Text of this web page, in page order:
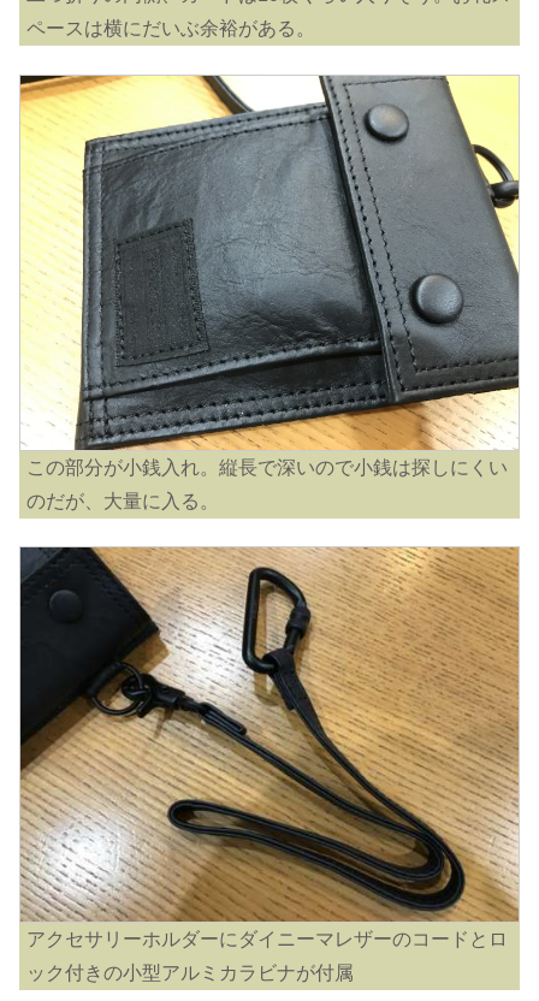
ペースは横にだいぶ余裕がある。
この部分が小銭入れ。縦長で深いので小銭は探しにくい
のだが、大量に入る。
アクセサリーホルダーにダイニーマレザーのコードとロ
ック付きの小型アルミカラビナが付属